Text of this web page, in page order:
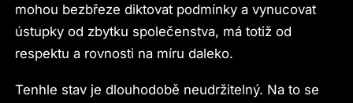
mohou bezbřeze diktovat podmínky a vynucovat
ústupky od zbytku společenstva, má totiž od
respektu a rovnosti na míru daleko.
Tenhle stav je dlouhodobě neudržitelný. Na to se